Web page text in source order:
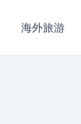
海外旅游